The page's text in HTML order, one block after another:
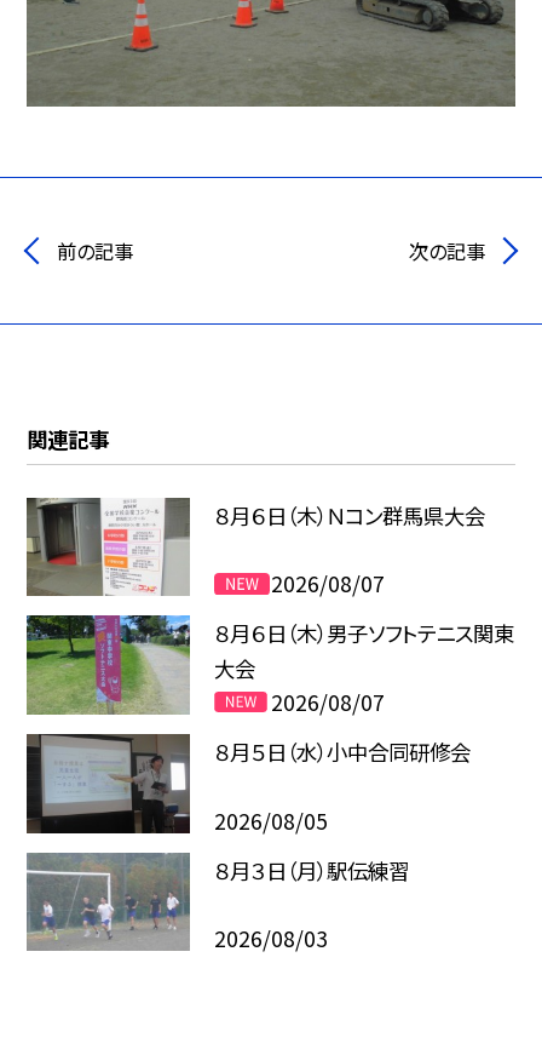
前の記事 次の記事
関連記事
８月６日（木）Ｎコン群馬県大会
2026/08/07
８月６日（木）男子ソフトテニス関東
大会
2026/08/07
８月５日（水）小中合同研修会
2026/08/05
８月３日（月）駅伝練習
2026/08/03